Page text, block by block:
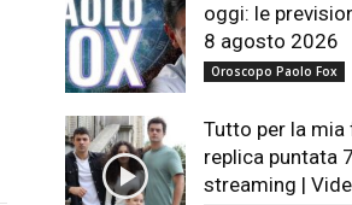
oggi: le
8 agosto 2026
Oroscopo Paolo Fox
Tutto per la mia
replica puntata
streaming |